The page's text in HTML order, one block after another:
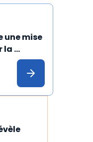
une mise
la